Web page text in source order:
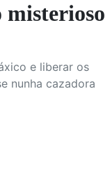
misterioso
e liberar os
nunha cazadora